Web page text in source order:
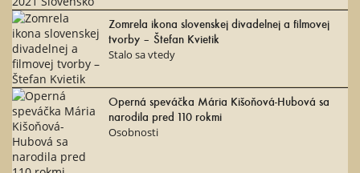
Zomrela ikona slovenskej divadelnej a filmovej
tvorby – Štefan Kvietik
Stalo sa vtedy
Operná speváčka Mária Kišoňová-Hubová sa
narodila pred 110 rokmi
Osobnosti